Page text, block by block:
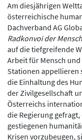
Am diesjährigen
österreichische
Dachverband AG
Radkonvoi der
auf die tiefgreifende
Arbeit für Mensch
Stationen appellieren
die Einhaltung des
der Zivilgesellschaft
Österreichs
die Regierung
gestiegenen
Krisen vorzubeugen,